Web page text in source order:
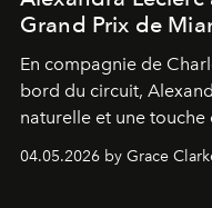
Grand Prix de
En compagnie de
bord du circuit,
naturelle et une
de la Formule 1.
04.05.2026 by Grace